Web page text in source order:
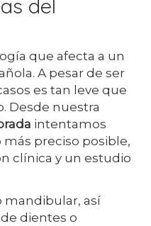
del
que afecta a un
A pesar de ser
es tan leve que
Desde nuestra
intentamos
preciso posible,
clínica y un estudio
mandibular, así
dientes o